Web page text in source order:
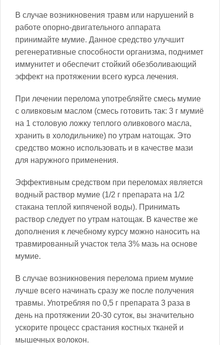
В случае возникновения травм или нарушений в
работе опорно-двигательного аппарата
принимайте мумие. Данное средство улучшит
регенеративные способности организма, поднимет
иммунитет и обеспечит стойкий обезболивающий
эффект на протяжении всего курса лечения.
При лечении перелома употребляйте смесь мумие
с оливковым маслом (смесь готовить так: 3 г мумиё
на 1 столовую ложку теплого оливкового масла,
хранить в холодильнике) по утрам натощак. Это
средство можно использовать и в качестве мази
для наружного применения.
Эффективным средством при переломах является
водный раствор мумие (1/2 г препарата на 1/2
стакана теплой кипяченой воды). Принимать
раствор следует по утрам натощак. В качестве же
дополнения к лечебному курсу можно наносить на
травмированный участок тела 3% мазь на основе
мумие.
В случае возникновения перелома прием мумие
лучше всего начинать сразу же после получения
травмы. Употребляя по 0,5 г препарата 3 раза в
день на протяжении 20-30 суток, вы значительно
ускорите процесс срастания костных тканей и
мышечных волокон.